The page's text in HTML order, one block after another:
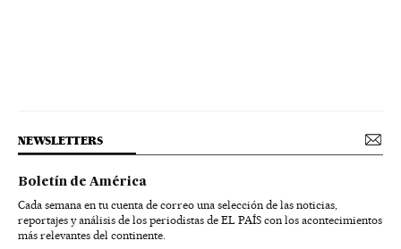
NEWSLETTERS
Boletín de América
Cada semana en tu cuenta de correo una selección de las noticias,
reportajes y análisis de los periodistas de EL PAÍS con los acontecimientos
más relevantes del continente.